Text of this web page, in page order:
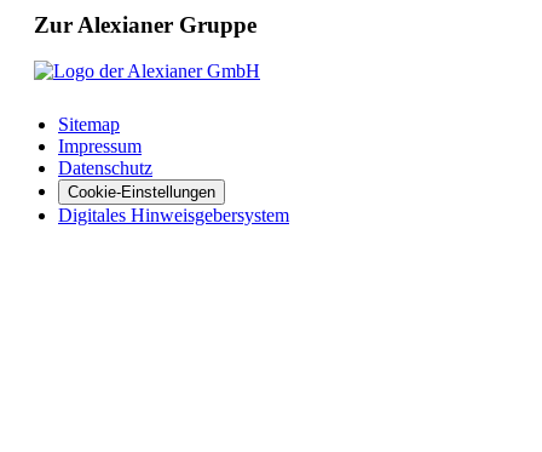
Zur Alexianer Gruppe
Sitemap
Impressum
Datenschutz
Cookie-Einstellungen
Digitales Hinweisgebersystem